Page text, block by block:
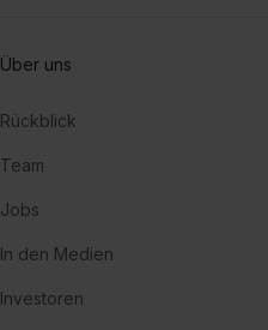
Über uns
Rückblick
Team
Jobs
In den Medien
Investoren